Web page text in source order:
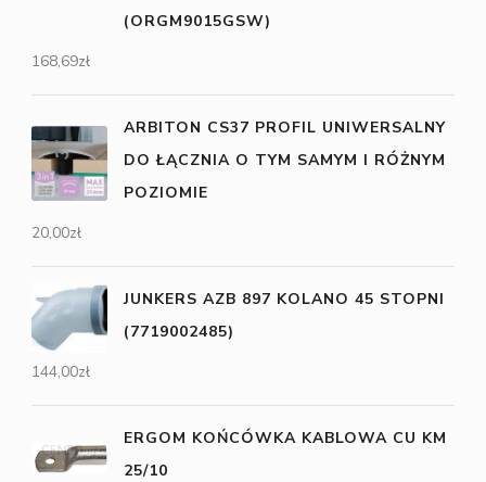
(ORGM9015GSW)
168,69zł
ARBITON CS37 PROFIL UNIWERSALNY
DO ŁĄCZNIA O TYM SAMYM I RÓŻNYM
POZIOMIE
20,00zł
JUNKERS AZB 897 KOLANO 45 STOPNI
(7719002485)
144,00zł
ERGOM KOŃCÓWKA KABLOWA CU KM
25/10